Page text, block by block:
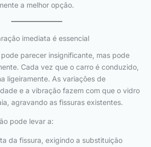
a melhor opção.
imediata é essencial
parecer insignificante, mas pode
Cada vez que o carro é conduzido,
ligeiramente. As variações de
e a vibração fazem com que o vidro
agravando as fissuras existentes.
pode levar a:
da fissura, exigindo a substituição